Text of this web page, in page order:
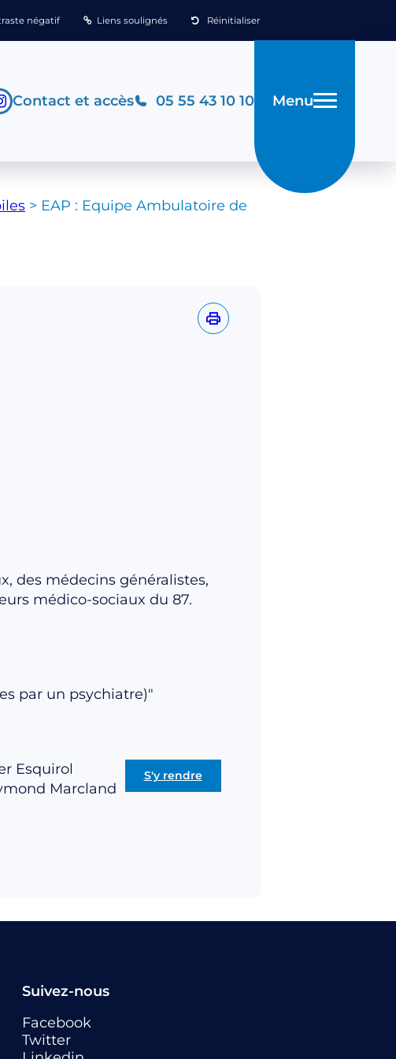
négatif Liens soulignés Réinitialiser
Contact et accès 05 55 43 10 10 Menu
> EAP : Equipe Ambulatoire de
des médecins généralistes,
médico-sociaux du 87.
par un psychiatre)"
Esquirol
Marcland
S'y rendre
Suivez-nous
Facebook
Twitter